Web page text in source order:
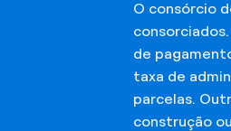
O consórcio
de
taxa de
parcelas.
construção